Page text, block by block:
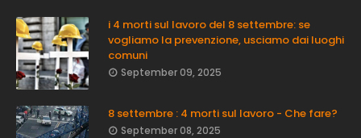
i 4 morti sul lavoro del 8 settembre: se
vogliamo la prevenzione, usciamo dai luoghi
comuni
September 09, 2025
8 settembre : 4 morti sul lavoro - Che fare?
September 08, 2025